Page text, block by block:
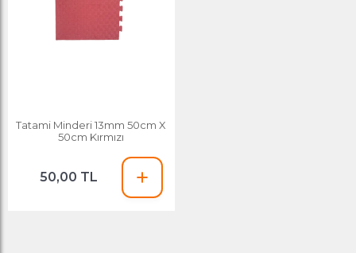
Tatami Minderi 13mm 50cm X
50cm Kırmızı
50,00 TL